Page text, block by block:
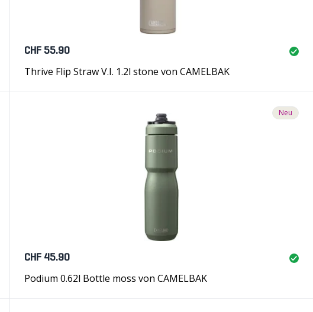
CHF 55.90
Thrive Flip Straw V.I. 1.2l stone von CAMELBAK
Neu
CHF 45.90
Podium 0.62l Bottle moss von CAMELBAK